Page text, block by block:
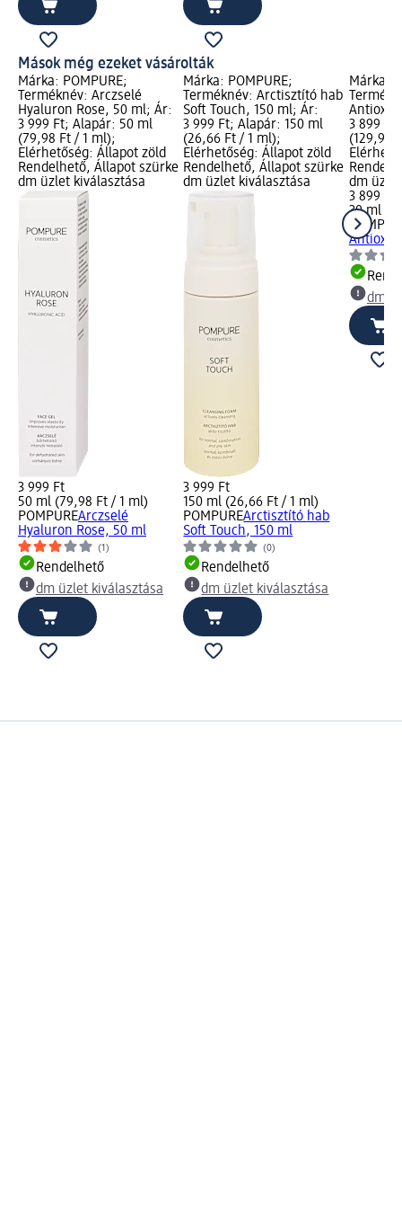
Mások még ezeket vásárolták
Márka: POMPURE;
Terméknév: Arczselé
Hyaluron Rose, 50 ml; Ár:
3 999 Ft; Alapár: 50 ml
(79,98 Ft / 1 ml);
Elérhetőség: Állapot zöld
Rendelhető, Állapot szürke
dm üzlet kiválasztása
3 999 Ft
50 ml (79,98 Ft / 1 ml)
POMPUREArczselé
Hyaluron Rose, 50 ml
(1)
Rendelhető
dm üzlet kiválasztása
Márka: POMPURE;
Terméknév: Arctisztító hab
Soft Touch, 150 ml; Ár:
3 999 Ft; Alapár: 150 ml
(26,66 Ft / 1 ml);
Elérhetőség: Állapot zöld
Rendelhető, Állapot szürke
dm üzlet kiválasztása
3 999 Ft
150 ml (26,66 Ft / 1 ml)
POMPUREArctisztító hab
Soft Touch, 150 ml
(0)
Rendelhető
dm üzlet kiválasztása
Márka:
3 899
(129,97
dm
3 899 Ft
30 ml
dm